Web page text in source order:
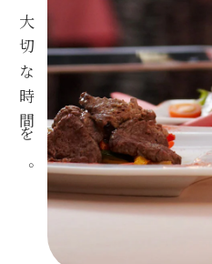
大切な時間を。